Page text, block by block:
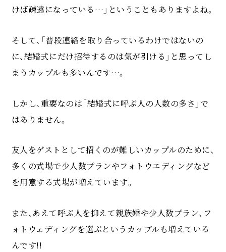
けば疎遠になっている…」ということもありますよね。
そして、「普段連絡を取り合っているわけではないの
に、結婚式にだけ招待するのは気が引ける」と思ってし
まうカップルも多いんです…。
しかし、重要なのは「結婚式に呼ぶ人の人数の多さ」で
はありません。
友人をゲストとして招くのが難しいカップルのために、
多くの式場で少人数プランやフォトウエディングなど
を用意する式場が増えています。
また、あえて呼ぶ人を抑えて親族婚や少人数プラン、フ
ォトウェディングを選ぶというカップルも増えている
んです!!